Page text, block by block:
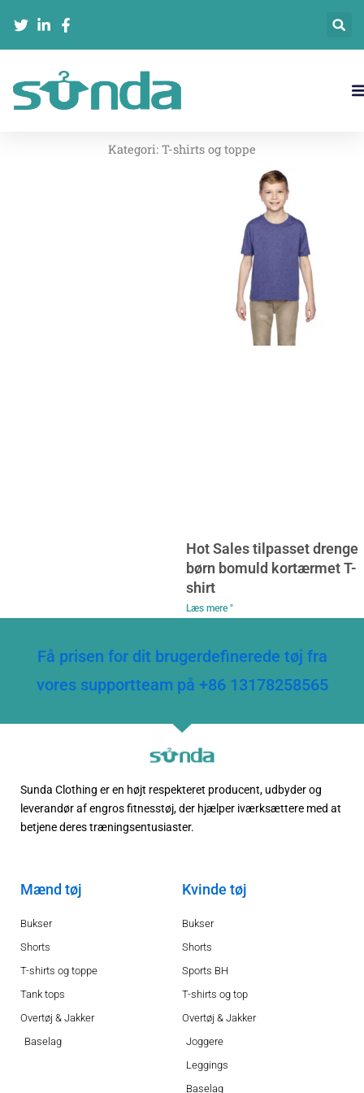
indholdet
Kategori: T-shirts og toppe
Hot Sales tilpasset drenge
børn bomuld kortærmet T-
shirt
Læs mere "
Få prisen for dit brugerdefinerede tøj fra
vores supportteam på +86 13178258565
Sunda Clothing er en højt respekteret producent, udbyder og
leverandør af engros fitnesstøj, der hjælper iværksættere med at
betjene deres træningsentusiaster.
Mænd tøj
Bukser
Shorts
T-shirts og toppe
Tank tops
Overtøj & Jakker
Baselag
Kvinde tøj
Bukser
Shorts
Sports BH
T-shirts og top
Overtøj & Jakker
Joggere
Leggings
Baselag